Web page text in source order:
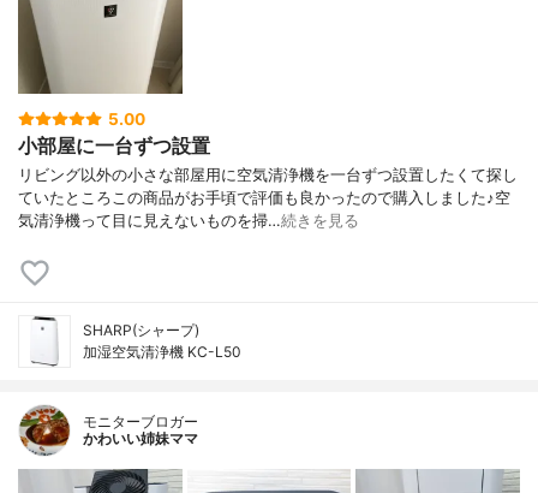
5.00
小部屋に一台ずつ設置
リビング以外の小さな部屋用に空気清浄機を一台ずつ設置したくて探し
ていたところこの商品がお手頃で評価も良かったので購入しました♪空
気清浄機って目に見えないものを掃…続きを見る
SHARP(シャープ)
加湿空気清浄機 KC-L50
モニターブロガー
かわいい姉妹ママ